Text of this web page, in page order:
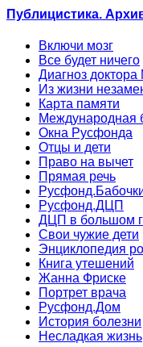
Публицистика.
Включи мозг
Все будет ничего
Диагноз
Из жизни
Карта памяти
Международная
Окна Русфонда
Отцы и дети
Право на вычет
Прямая речь
Русфонд.ДЦП
ДЦП в большом
Свои чужие дети
Энциклопедия
Книга утешений
Жанна Фриске
Портрет врача
Русфонд.Дом
История болезни
Несладкая жизнь